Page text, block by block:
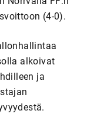
(4-0).
alkoivat
ja